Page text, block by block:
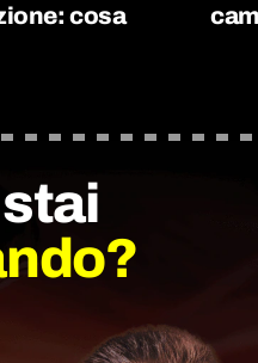
cosa
stai